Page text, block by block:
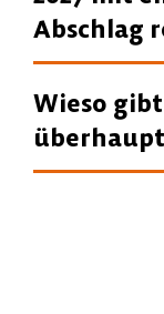
Abschlag
Wieso